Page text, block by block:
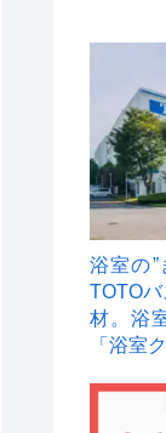
浴室の
TOTO
材。浴
「浴室